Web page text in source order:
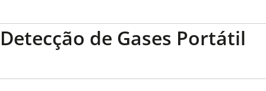
Detecção de Gases Portátil